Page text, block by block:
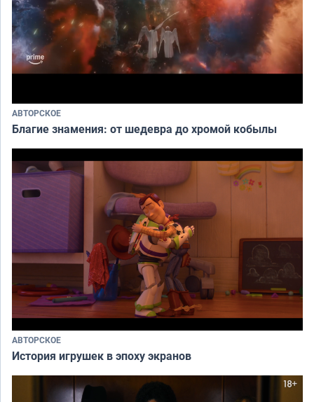
АВТОРСКОЕ
Благие знамения: от шедевра до хромой кобылы
АВТОРСКОЕ
История игрушек в эпоху экранов